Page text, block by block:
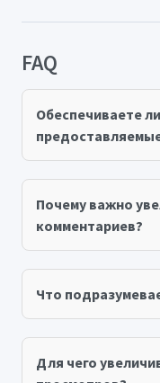
FAQ
Обеспечиваете
Почему важно
комментариев?
Что
Для чего